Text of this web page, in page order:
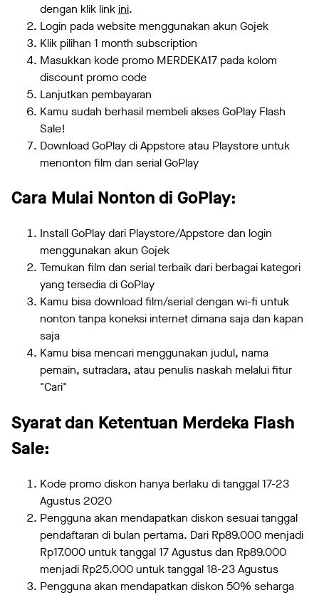
dengan klik link ini.
Login pada website menggunakan akun Gojek
Klik pilihan 1 month subscription
Masukkan kode promo MERDEKA17 pada kolom
discount promo code
Lanjutkan pembayaran
Kamu sudah berhasil membeli akses GoPlay Flash
Sale!
Download GoPlay di Appstore atau Playstore untuk
menonton film dan serial GoPlay
Cara Mulai Nonton di GoPlay:
Install GoPlay dari Playstore/Appstore dan login
menggunakan akun Gojek
Temukan film dan serial terbaik dari berbagai kategori
yang tersedia di GoPlay
Kamu bisa download film/serial dengan wi-fi untuk
nonton tanpa koneksi internet dimana saja dan kapan
saja
Kamu bisa mencari menggunakan judul, nama
pemain, sutradara, atau penulis naskah melalui fitur
"Cari"
Syarat dan Ketentuan Merdeka Flash
Sale:
Kode promo diskon hanya berlaku di tanggal 17-23
Agustus 2020
Pengguna akan mendapatkan diskon sesuai tanggal
pendaftaran di bulan pertama. Dari Rp89.000 menjadi
Rp17.000 untuk tanggal 17 Agustus dan Rp89.000
menjadi Rp25.000 untuk tanggal 18-23 Agustus
Pengguna akan mendapatkan diskon 50% seharga